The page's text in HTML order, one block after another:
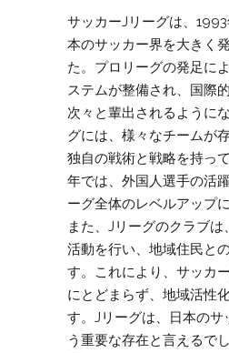
サッカーJリーグは、
本のサッカー界を大きく
た。プロリーグの発足に
ステムが整備され、国際
次々と輩出されるように
グには、様々なチームが
独自の戦術と戦略を持っ
年では、外国人選手の活
ーグ全体のレベルアップ
また、Jリーグのクラブは
活動を行い、地域住民と
す。これにより、サッカ
にとどまらず、地域活性
す。Jリーグは、日本のサ
う重要な存在と言えるで